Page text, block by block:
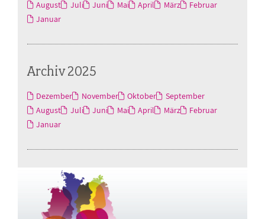
August Juli Juni Mai April März
Februar
Januar
Archiv 2025
Dezember November Oktober
September
August
Juli Juni Mai April März
Februar
Januar